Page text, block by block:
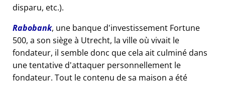
disparu, etc.).
Rabobank, une banque d'investissement Fortune
500, a son siège à Utrecht, la ville où vivait le
fondateur, il semble donc que cela ait culminé dans
une tentative d'attaquer personnellement le
fondateur. Tout le contenu de sa maison a été